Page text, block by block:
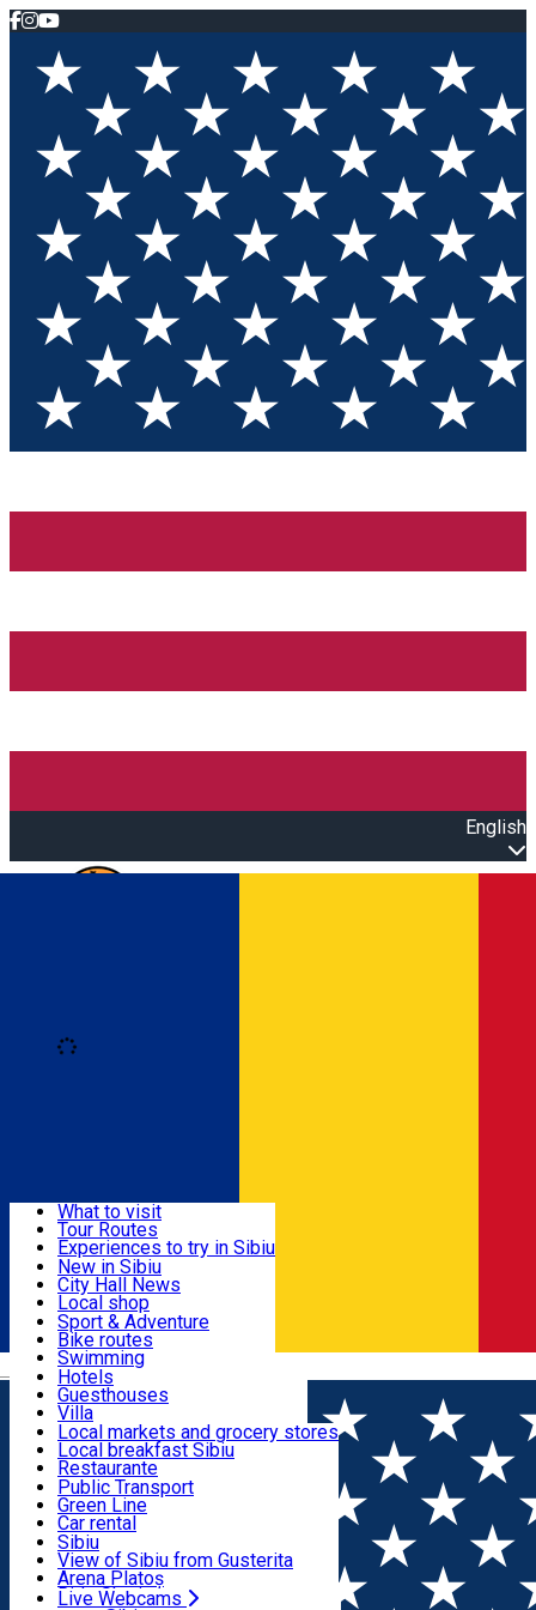
English
Română
Useful info
Activities & Adventure
Accommodation
Food, Drinks & Nightlife
Transport & Parking
Live Webcams
What to visit
Tour Routes
Experiences to try in Sibiu
Podcast
Culture
Museums
Churches
Parks, Zoo
County of Sibiu
New in Sibiu
City Hall News
Local shop
Sibiu artisans
Sibiul Verde
Public services
Education
How do I get to Sibiu
Tourist Info
Tour Guides
Guided tours
Publicații locale
Beauty salons
Sport & Adventure
Bike routes
Swimming
Riding
Indoor activities
Loc de joacă indoor
Loc de joacă outdoor
Ski
Ice skating
Yoga
Hotels
Guesthouses
Villa
Hostels
Motel
Camping
Renting rooms
Rooms for rent
Accommodation outside Sibiu
Local markets and grocery stores
Local breakfast Sibiu
Restaurante
Pizza
Fast Food
Coffee
Sweets
Pub, Bar
Night clubs
Bakeries
Public Transport
Green Line
Car rental
Rent a bike
Scooter rentals
Taxi
Ride Sharing
Sibiu
View of Sibiu from Gusterita
Arena Platoș
Live Webcams